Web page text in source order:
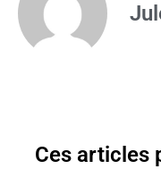
Ces articles